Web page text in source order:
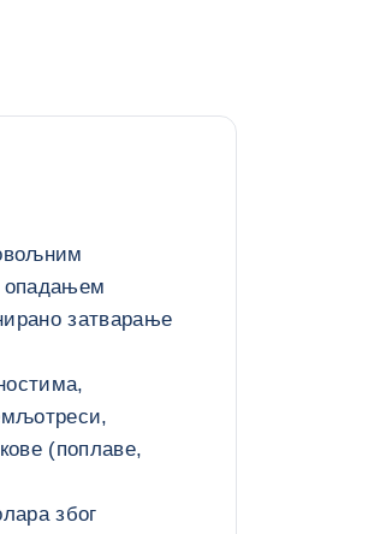
опадањем
затварање
(поплаве,
због